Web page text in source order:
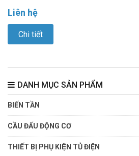
Liên hệ
Chi tiết
DANH MỤC SẢN PHẨM
BIẾN TẦN
CẦU ĐẤU ĐỘNG CƠ
THIẾT BỊ PHỤ KIỆN TỦ ĐIỆN